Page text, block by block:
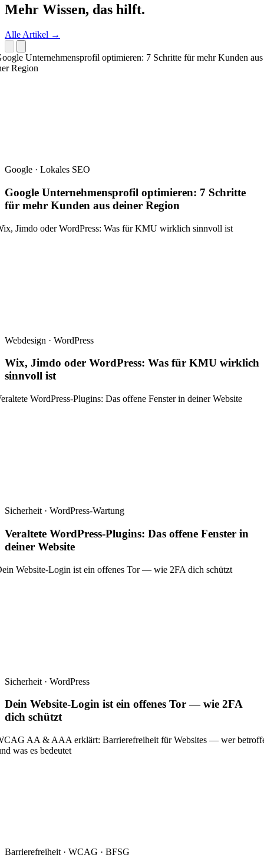
Mehr Wissen, das hilft.
Alle Artikel →
Google · Lokales SEO
Google Unternehmensprofil optimieren: 7 Schritte
für mehr Kunden aus deiner Region
Webdesign · WordPress
Wix, Jimdo oder WordPress: Was für KMU wirklich
sinnvoll ist
Sicherheit · WordPress-Wartung
Veraltete WordPress-Plugins: Das offene Fenster in
deiner Website
Sicherheit · WordPress
Dein Website-Login ist ein offenes Tor — wie 2FA
dich schützt
Barrierefreiheit · WCAG · BFSG